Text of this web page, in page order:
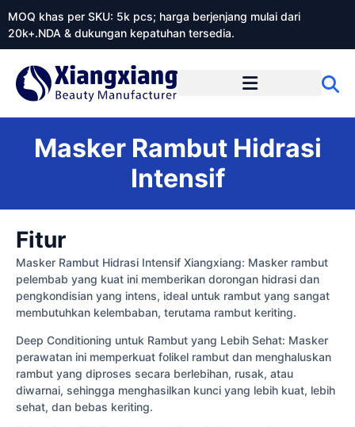
MOQ khas per SKU: 5k pcs; harga berjenjang mulai dari
20k+.NDA & dukungan kepatuhan tersedia.
Masker Rambut Hidrasi
Intensif
Fitur
Masker Rambut Hidrasi Intensif Xiangxiang: Masker rambut
pelembab yang kuat ini memberikan dorongan hidrasi dan
pengkondisian yang intens, ideal untuk rambut yang sangat
membutuhkan kelembaban, terutama rambut keriting.
Deep Conditioning untuk Rambut yang Lebih Sehat: Masker
perawatan ini memperkuat folikel rambut dan menghaluskan
rambut yang diproses secara berlebihan, rusak, atau
diwarnai, sehingga menghasilkan kunci yang lebih kuat, lebih
sehat, dan bebas keriting.